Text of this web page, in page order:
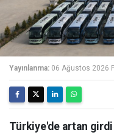
Yayınlanma: 06 Ağustos 2026
Türkiye'de artan